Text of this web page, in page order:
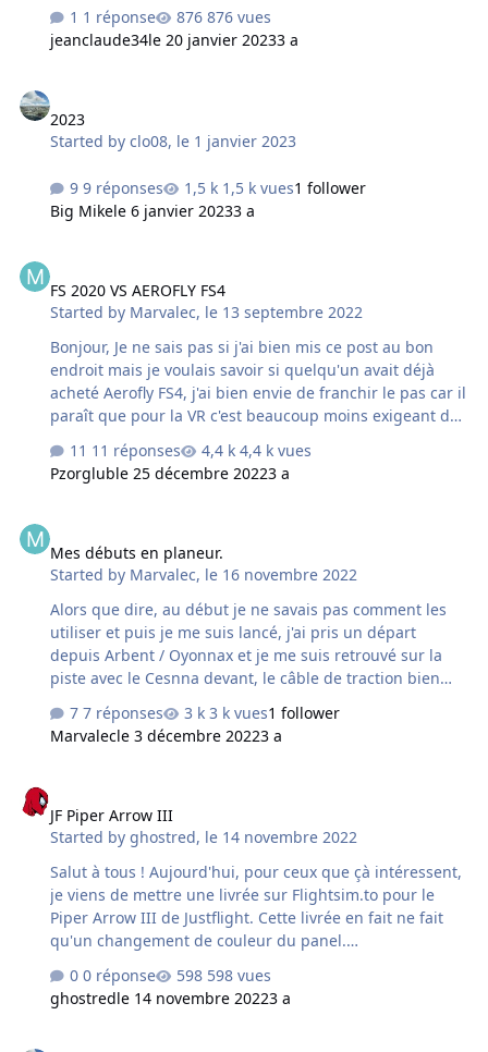
1 réponse
876 vues
jeanclaude34le 20 janvier 20233 a
2023
Started byclo08, le 1 janvier 2023
9 réponses 1,5 k vues1 follower
Big Mikele 6 janvier 20233 a
FS 2020 VS AEROFLY FS4
Started by Marvalec, le 13 septembre 2022
Bonjour, Je ne sais pas si j'ai bien mis ce post au bon
endroit mais je voulais savoir si quelqu'un avait déjà
acheté Aerofly FS4, j'ai bien envie de franchir le pas car il
paraît que pour la VR c'est beaucoup moins exigeant de
FS020 et que cette version FS4 serait pas trop mal quand
on a pas une carte très haut de gamme. Qui me donner
un avis ? Je sais qu'il n'est pas aussi complet que FS2020
11 réponses
4,4 k vues
Pzorgluble 25 décembre 20223 a
Mes débuts en planeur.
Started by Marvalec, le 16 novembre 2022
Alors que dire, au début je ne savais pas comment les
utiliser et puis je me suis lancé, j'ai pris un départ
depuis Arbent / Oyonnax et je me suis retrouvé sur la
piste avec le Cesnna devant, le câble de traction bien
visible qui pendouille ou plutôt qui est déjà légèrement
en tension entre le planeur et l'avion de traction. Il suffit
de donner un coup de joystick à gauche et à droite,
qu'un petit bonhomme court tout en tenant l'aile gauche
de sa main droite pendant quelques secondes. Oui on
se dit qu'il va finir par la lâcher, que c'est juste pour la
stabilité avant la…
7 réponses 3 k vues1 follower
Marvalecle 3 décembre 20223 a
JF Piper Arrow III
Started byghostred, le 14 novembre 2022
Salut à tous ! Aujourd'hui, pour ceux que çà intéressent,
je viens de mettre une livrée sur Flightsim.to pour le
Piper Arrow III de Justflight. Cette livrée en fait ne fait
qu'un changement de couleur du panel.
https://fr.flightsim.to/file/43836/piper-arrow-iii-panel-
blue
0 réponse
598 vues
ghostredle 14 novembre 20223 a